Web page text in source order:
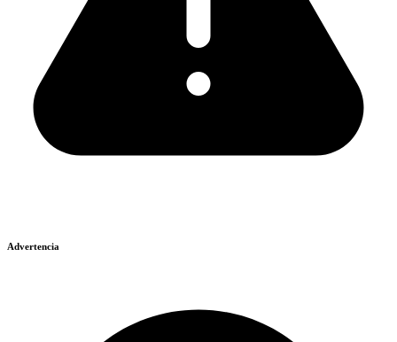
Advertencia